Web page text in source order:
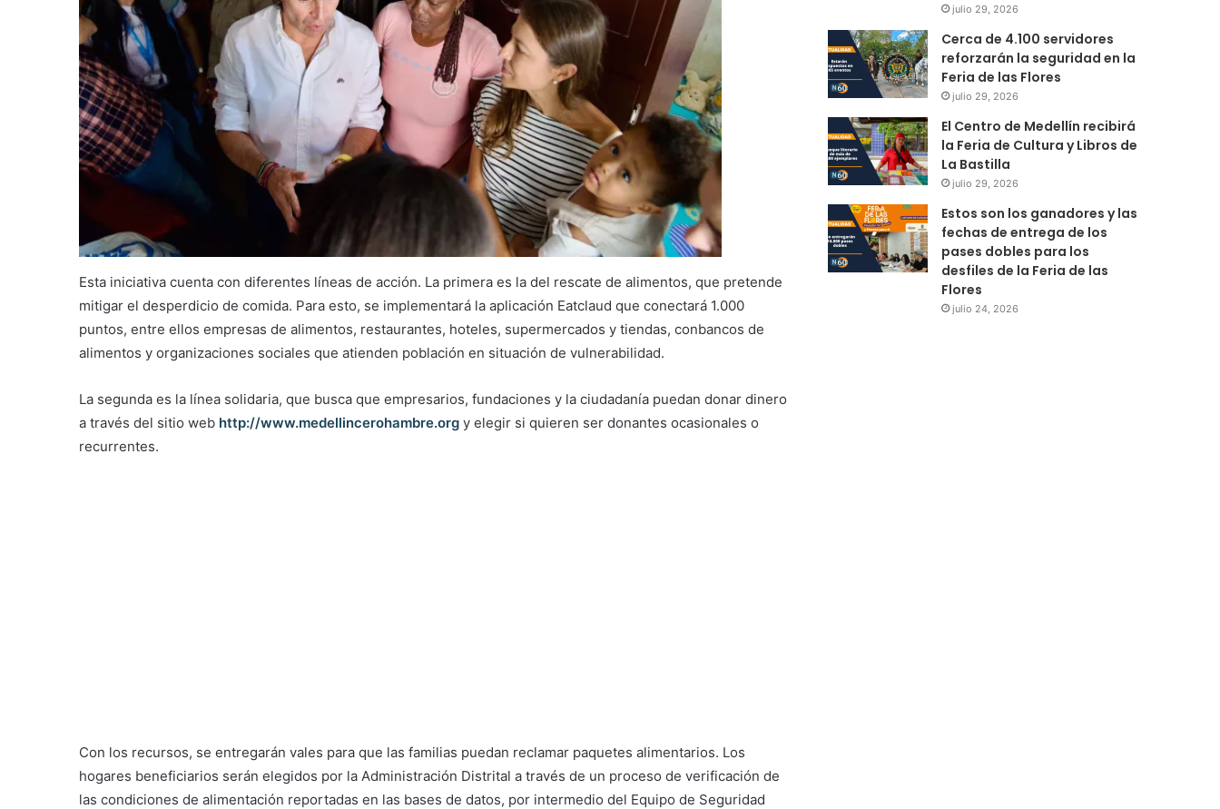
Esta iniciativa cuenta con diferentes líneas de acción. La primera es la del rescate de alimentos, que pretende
mitigar el desperdicio de comida. Para esto, se implementará la aplicación Eatclaud que conectará 1.000
puntos, entre ellos empresas de alimentos, restaurantes, hoteles, supermercados y tiendas, conbancos de
alimentos y organizaciones sociales que atienden población en situación de vulnerabilidad.
La segunda es la línea solidaria, que busca que empresarios, fundaciones y la ciudadanía puedan donar dinero
a través del sitio web http://www.medellincerohambre.org y elegir si quieren ser donantes ocasionales o
recurrentes.
Con los recursos, se entregarán vales para que las familias puedan reclamar paquetes alimentarios. Los
hogares beneficiarios serán elegidos por la Administración Distrital a través de un proceso de verificación de
las condiciones de alimentación reportadas en las bases de datos, por intermedio del Equipo de Seguridad
julio 29, 2026
Cerca de 4.100 servidores
reforzarán la seguridad en la
Feria de las Flores
julio 29, 2026
El Centro de Medellín recibirá
la Feria de Cultura y Libros de
La Bastilla
julio 29, 2026
Estos son los ganadores y las
fechas de entrega de los
pases dobles para los
desfiles de la Feria de las
Flores
julio 24, 2026